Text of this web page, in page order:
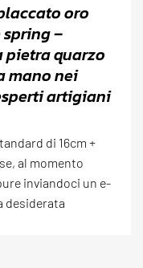
oro
–
pietra quarzo
mano nei
artigiani
di 16cm +
al momento
inviandoci un e-
desiderata